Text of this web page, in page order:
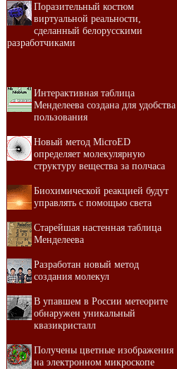
Поразительный костюм
виртуальной реальности,
сделанный белорусскими
разработчиками
Интерактивная таблица
Менделеева создана для удобства
пользования
Новый метод MicroED
определяет молекулярную
структуру вещества за полчаса
Биохимической реакцией будут
управлять с помощью света
Старейшая настенная таблица
Менделеева
Разработан новый метод
создания молекул
В упавшем в России метеорите
обнаружен уникальный
квазикристалл
Получены цветные изображения
на электронном микроскопе